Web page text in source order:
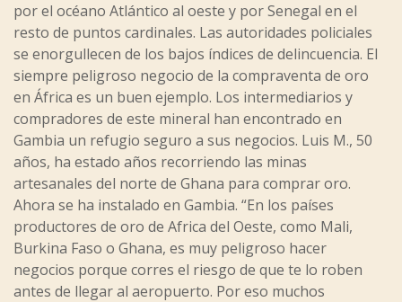
por el océano Atlántico al oeste y por Senegal en el
resto de puntos cardinales. Las autoridades policiales
se enorgullecen de los bajos índices de delincuencia. El
siempre peligroso negocio de la compraventa de oro
en África es un buen ejemplo. Los intermediarios y
compradores de este mineral han encontrado en
Gambia un refugio seguro a sus negocios. Luis M., 50
años, ha estado años recorriendo las minas
artesanales del norte de Ghana para comprar oro.
Ahora se ha instalado en Gambia. “En los países
productores de oro de Africa del Oeste, como Mali,
Burkina Faso o Ghana, es muy peligroso hacer
negocios porque corres el riesgo de que te lo roben
antes de llegar al aeropuerto. Por eso muchos